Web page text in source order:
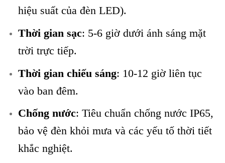
hiệu suất của đèn LED).
Thời gian sạc: 5-6 giờ dưới ánh sáng mặt
trời trực tiếp.
Thời gian chiếu sáng: 10-12 giờ liên tục
vào ban đêm.
Chống nước: Tiêu chuẩn chống nước IP65,
bảo vệ đèn khỏi mưa và các yếu tố thời tiết
khắc nghiệt.